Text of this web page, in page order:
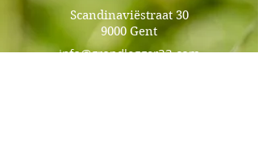
Scandinaviëstraat 30
9000 Gent
info@grondlegger33.com